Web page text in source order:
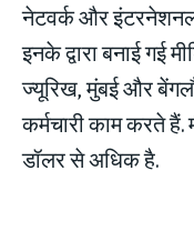
नेटवर्क और
इनके द्वारा बनाई गई
ज्यूरिख, मुंबई और
कर्मचारी काम करते हैं.
डॉलर से अधिक है.